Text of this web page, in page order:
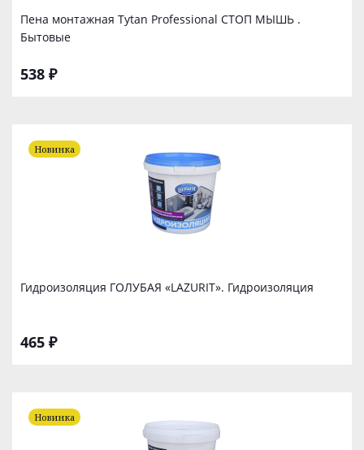
Пена монтажная Tytan Professional СТОП МЫШЬ .
Бытовые
538 ₽
Гидроизоляция ГОЛУБАЯ «LAZURIT». Гидроизоляция
465 ₽
Новинка
Новинка